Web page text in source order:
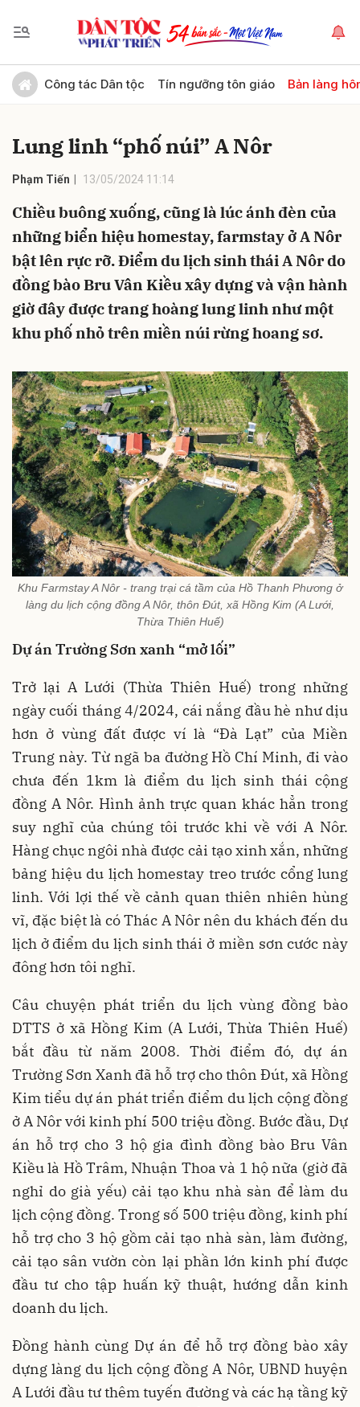
Công tác Dân tộc Tín ngưỡng tôn giáo Bản làng
Lung linh “phố núi” A Nôr
Phạm Tiến 13/05/2024 11:14
Chiều buông xuống, cũng là lúc ánh đèn của
những biển hiệu homestay, farmstay ở A Nôr
bật lên rực rỡ. Điểm du lịch sinh thái A Nôr do
đồng bào Bru Vân Kiều xây dựng và vận hành
giờ đây được trang hoàng lung linh như một
khu phố nhỏ trên miền núi rừng hoang sơ.
Khu Farmstay A Nôr - trang trại cá tầm của Hồ Thanh Phương ở
làng du lịch cộng đồng A Nôr, thôn Đút, xã Hồng Kim (A Lưới,
Thừa Thiên Huế)
Dự án Trường Sơn xanh “mở lối”
Trở lại A Lưới (Thừa Thiên Huế) trong những
ngày cuối tháng 4/2024, cái nắng đầu hè như dịu
hơn ở vùng đất được ví là “Đà Lạt” của Miền
Trung này. Từ ngã ba đường Hồ Chí Minh, đi vào
chưa đến 1km là điểm du lịch sinh thái cộng
đồng A Nôr. Hình ảnh trực quan khác hẳn trong
suy nghĩ của chúng tôi trước khi về với A Nôr.
Hàng chục ngôi nhà được cải tạo xinh xắn, những
bảng hiệu du lịch homestay treo trước cổng lung
linh. Với lợi thế về cảnh quan thiên nhiên hùng
vĩ, đặc biệt là có Thác A Nôr nên du khách đến du
lịch ở điểm du lịch sinh thái ở miền sơn cước này
đông hơn tôi nghĩ.
Câu chuyện phát triển du lịch vùng đồng bào
DTTS ở xã Hồng Kim (A Lưới, Thừa Thiên Huế)
bắt đầu từ năm 2008. Thời điểm đó, dự án
Trường Sơn Xanh đã hỗ trợ cho thôn Đút, xã Hồng
Kim tiểu dự án phát triển điểm du lịch cộng đồng
ở A Nôr với kinh phí 500 triệu đồng. Bước đầu, Dự
án hỗ trợ cho 3 hộ gia đình đồng bào Bru Vân
Kiều là Hồ Trâm, Nhuận Thoa và 1 hộ nữa (giờ đã
nghỉ do già yếu) cải tạo khu nhà sàn để làm du
lịch cộng đồng. Trong số 500 triệu đồng, kinh phí
hỗ trợ cho 3 hộ gồm cải tạo nhà sàn, làm đường,
cải tạo sân vườn còn lại phần lớn kinh phí được
đầu tư cho tập huấn kỹ thuật, hướng dẫn kinh
doanh du lịch.
Đồng hành cùng Dự án để hỗ trợ đồng bào xây
dựng làng du lịch cộng đồng A Nôr, UBND huyện
A Lưới đầu tư thêm tuyến đường và các hạ tầng kỹ
Gửi bình luận
Hủy Gửi